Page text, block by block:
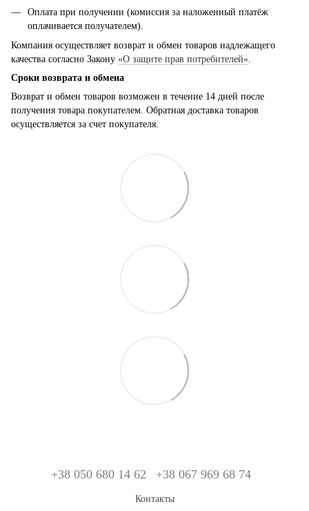
Оплата при получении (комиссия за наложенный платёж
оплачивается получателем).
Компания осуществляет возврат и обмен товаров надлежащего
качества согласно Закону «О защите прав потребителей»
Сроки возврата и обмена
Возврат и обмен товаров возможен в течение 14 дней после
получения товара покупателем. Обратная доставка товаров
осуществляется за счет покупателя.
+38 050 680 14 62 +38 067 969 68 74
Контакты